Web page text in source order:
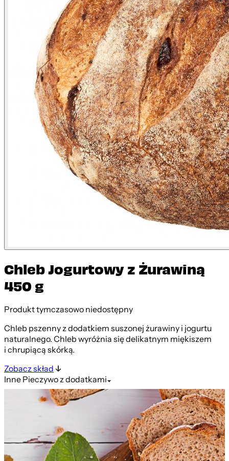
Chleb Jogurtowy z Żurawiną
450 g
Produkt tymczasowo niedostępny
Chleb pszenny z dodatkiem suszonej żurawiny i jogurtu
naturalnego. Chleb wyróżnia się delikatnym miękiszem
i chrupiącą skórką.
Zobacz skład
InnePieczywo z dodatkami